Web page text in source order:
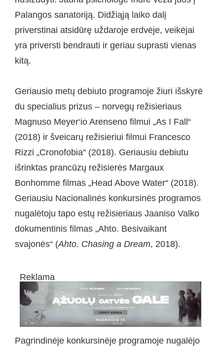
Palangos sanatoriją. Didžiąją laiko dalį
priverstinai atsidūrę uždaroje erdvėje, veikėjai
yra priversti bendrauti ir geriau suprasti vienas
kitą.
Geriausio metų debiuto programoje žiuri išskyrė
du specialius prizus – norvegų režisieriaus
Magnuso Meyer‘io Arenseno filmui „As I Fall“
(2018) ir šveicarų režisieriui filmui Francesco
Rizzi „Cronofobia“ (2018). Geriausiu debiutu
išrinktas prancūzų režisierės Margaux
Bonhomme filmas „Head Above Water“ (2018).
Geriausiu Nacionalinės konkursinės programos
nugalėtoju tapo estų režisieriaus Jaaniso Valko
dokumentinis filmas „Ahto. Besivaikant
svajonės“ (Ahto. Chasing a Dream, 2018).
Reklama
Pagrindinėje konkursinėje programoje nugalėjo